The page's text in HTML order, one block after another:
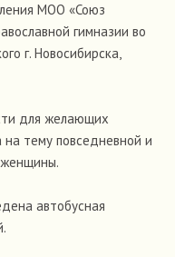
МОО «Союз
гимназии во
г. Новосибирска,
для желающих
на тему повседневной и
автобусная